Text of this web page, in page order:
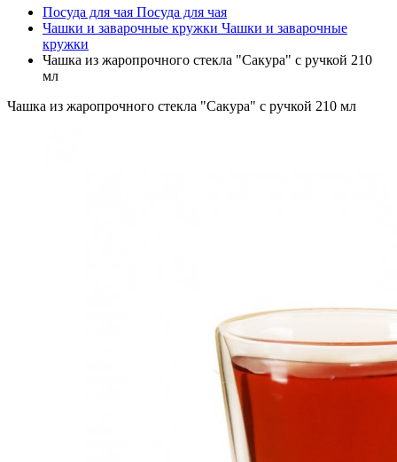
Посуда для чая Посуда для чая
Чашки и заварочные кружки Чашки и заварочные
кружки
Чашка из жаропрочного стекла "Сакура" с ручкой 210
мл
Чашка из жаропрочного стекла "Сакура" с ручкой 210 мл